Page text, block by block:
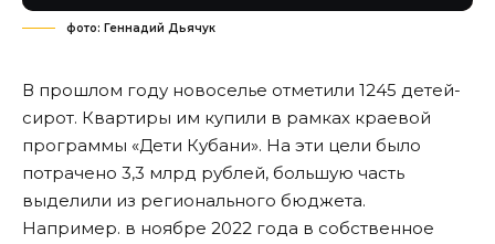
фото: Геннадий Дьячук
В прошлом году новоселье отметили 1245 детей-
сирот. Квартиры им купили в рамках краевой
программы «Дети Кубани». На эти цели было
потрачено 3,3 млрд рублей, большую часть
выделили из регионального бюджета.
Например. в ноябре 2022 года в собственное